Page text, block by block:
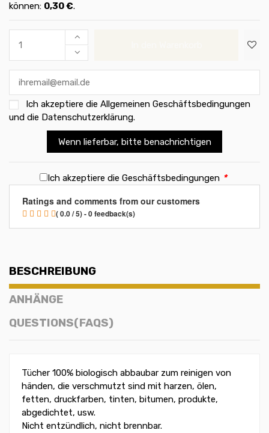
können: 0,30 €.
Ich akzeptiere die Allgemeinen Geschäftsbedingungen
und die Datenschutzerklärung.
Wenn lieferbar, bitte benachrichtigen
Ich akzeptiere die Geschäftsbedingungen *
Ratings and comments from our customers
( 0.0 / 5) - 0 feedback(s)
BESCHREIBUNG
ANHÄNGE
QUESTIONS(FAQS)
Tücher 100% biologisch abbaubar zum reinigen von
händen, die verschmutzt sind mit harzen, ölen,
fetten, druckfarben, tinten, bitumen, produkte,
abgedichtet, usw.
Nicht entzündlich, nicht brennbar.